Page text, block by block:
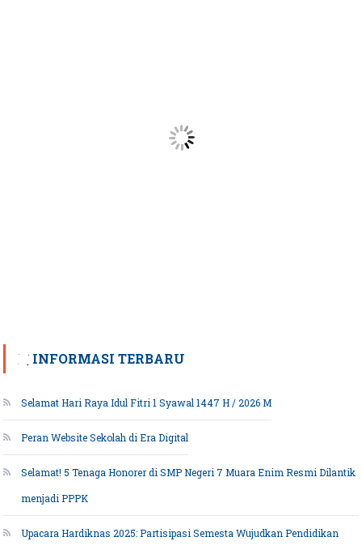
INFORMASI TERBARU
Selamat Hari Raya Idul Fitri 1 Syawal 1447 H / 2026 M
Peran Website Sekolah di Era Digital
Selamat! 5 Tenaga Honorer di SMP Negeri 7 Muara Enim Resmi Dilantik
menjadi PPPK
Upacara Hardiknas 2025: Partisipasi Semesta Wujudkan Pendidikan